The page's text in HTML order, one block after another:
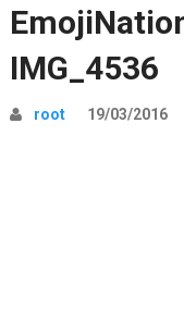
IMG_4536
root 19/03/2016